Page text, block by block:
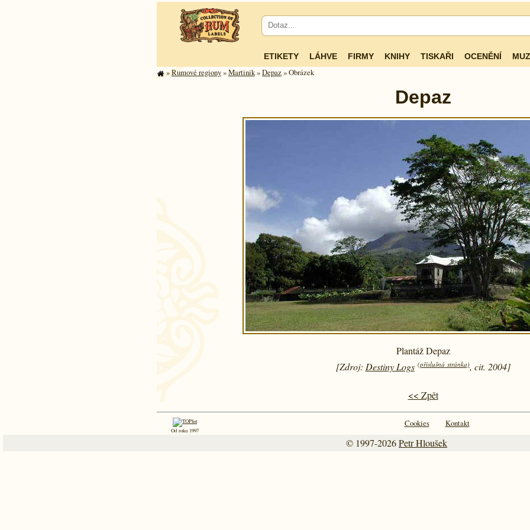
ETIKETY LÁHVE FIRMY KNIHY TISKAŘI OCENĚNÍ
»Rumové regiony»Martinik»Depaz» Obrázek
Depaz
Plantáž Depaz
[Zdroj: Destiny Logs (příslušná stránka), cit. 2004]
<< Zpět
Od roku 1997
Cookies Kontakt
© 1997-2026Petr Hloušek